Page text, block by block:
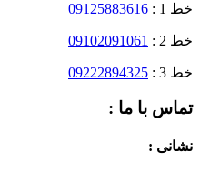
خط 1 : 09125883616
خط 2 : 09102091061
خط 3 : 09222894325
تماس با ما :
نشانی :